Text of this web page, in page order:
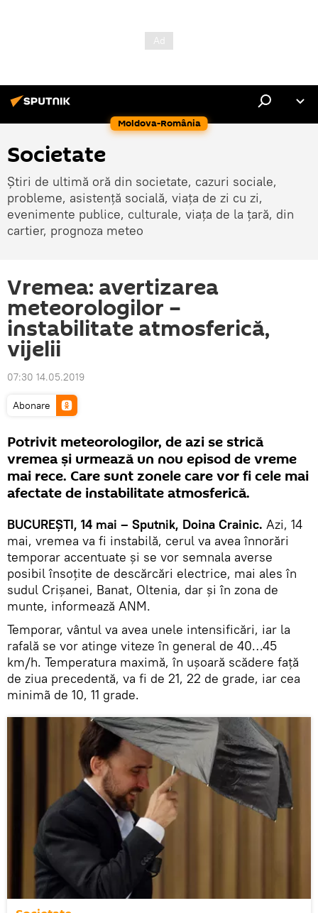
Moldova-România
Societate
Știri de ultimă oră din societate, cazuri sociale,
probleme, asistență socială, viața de zi cu zi,
evenimente publice, culturale, viața de la țară, din
cartier, prognoza meteo
Vremea: avertizarea
meteorologilor –
instabilitate atmosferică,
vijelii
07:30 14.05.2019
Abonare
Potrivit meteorologilor, de azi se strică
vremea şi urmează un nou episod de vreme
mai rece. Care sunt zonele care vor fi cele mai
afectate de instabilitate atmosferică.
BUCUREŞTI, 14 mai – Sputnik, Doina Crainic. Azi, 14
mai, vremea va fi instabilă, cerul va avea înnorări
temporar accentuate şi se vor semnala averse
posibil însoţite de descărcări electrice, mai ales în
sudul Crişanei, Banat, Oltenia, dar şi în zona de
munte, informează ANM.
Temporar, vântul va avea unele intensificări, iar la
rafală se vor atinge viteze în general de 40…45
km/h. Temperatura maximă, în uşoară scădere faţă
de ziua precedentă, va fi de 21, 22 de grade, iar cea
minimã de 10, 11 grade.